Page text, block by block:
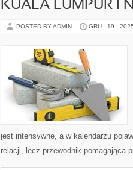
KUALA LUMPUR I
POSTED BY ADMIN GRU - 19 - 2025
jest intensywne, a w kalendarzu
relacji, lecz przewodnik pomagająca